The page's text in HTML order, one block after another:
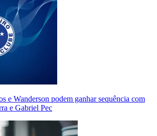
e Wanderson podem ganhar sequência com
e Gabriel Pec